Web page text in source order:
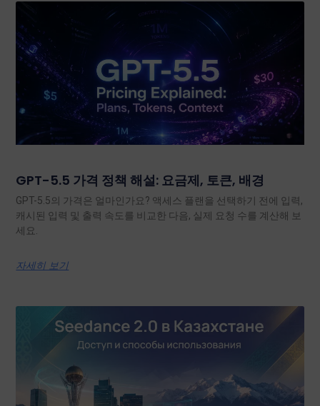
GPT-5.5 가격 정책 해설: 요금제, 토큰, 배경
GPT-5.5의 가격은 얼마인가요? 액세스 플랜을 선택하기 전에 입력,
캐시된 입력 및 출력 속도를 비교한 다음, 실제 요청 수를 계산해 보
세요.
자세히 보기